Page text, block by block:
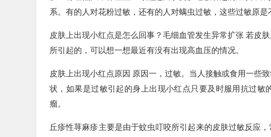
系。有的人对花粉过敏，还有的人对螨虫过敏，这些过敏原是
皮肤上出现小红点是怎么回事？毛细血管发生异常扩张 若皮
所引起的，可以想一想最近有没有出现高血压的情况。
皮肤上出现小红点原因 原因一，过敏。当人接触或食用一些
状，如果是过敏引起的身上出现小红点只要及时服用抗过敏
瘤。
丘疹性荨麻疹主要是由于蚊虫叮咬所引起来的皮肤过敏反应